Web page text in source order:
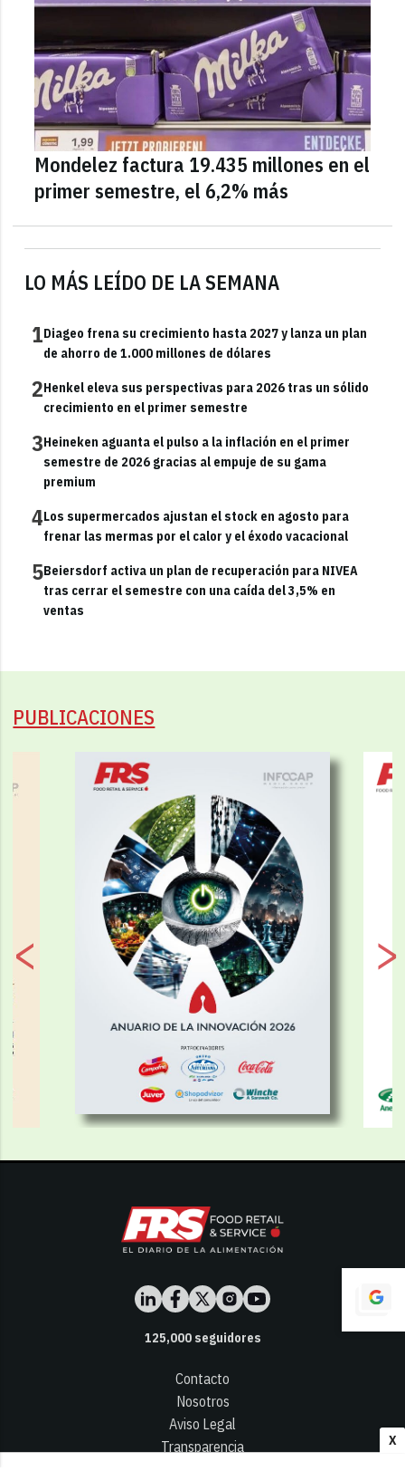
X
LO MÁS LEÍDO DE LA SEMANA
1Diageo frena su crecimiento hasta 2027 y lanza un plan
de ahorro de 1.000 millones de dólares
2Henkel eleva sus perspectivas para 2026 tras un sólido
crecimiento en el primer semestre
3Heineken aguanta el pulso a la inflación en el primer
semestre de 2026 gracias al empuje de su gama
premium
4Los supermercados ajustan el stock en agosto para
frenar las mermas por el calor y el éxodo vacacional
5Beiersdorf activa un plan de recuperación para NIVEA
tras cerrar el semestre con una caída del 3,5% en
ventas
Mondelez factura 19.435 millones en el
primer semestre, el 6,2% más
PUBLICACIONES
125,000seguidores
Contacto
Nosotros
Aviso Legal
Transparencia